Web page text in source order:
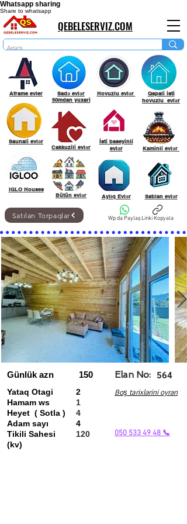
Whatsapp sharing
Share to whatsapp
QEBELESERVIZ.COM
Aframe evler
Saunali evlər
IGLO Houses
Sadə evlər
50mdan yuxari
Cakkuzili evlər
Bütün evlər
Hovuzlu evlər
İsti baseyinli
evlər
Aylıq Evlər
Qapali isti
hovuzlu evlər
Kaminli evlər
Satılan evlər
Wp da PaylaşLinki Kopyala
Satılan Torpaqlar
Günlük azn
Yataq Otagi
Hamam ws
Heyet ( Sotla )
Adam sayı
Tikili Sahesi
(kv)
150
2
Elan No: 564
Boş tarixlərini oyrən
1
4
4
120
050 533 49 48 📞